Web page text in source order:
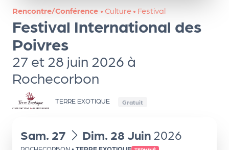
Rencontre/Conférence • Culture • Festival
Festival International des
Poivres
27 et 28 juin 2026 à
Rochecorbon
TERRE EXOTIQUE Gratuit
du
Sam. 27 au
Dim. 28 Juin 2026
ns
PR
O
G!
PR
O
G!
Le
Ma